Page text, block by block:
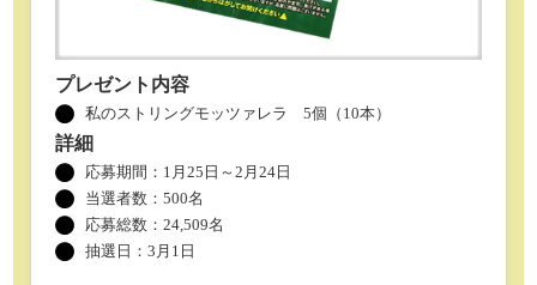
プレゼント内容
私のストリングモッツァレラ 5個（10本）
詳細
応募期間：1月25日～2月24日
当選者数：500名
応募総数：24,509名
抽選日：3月1日